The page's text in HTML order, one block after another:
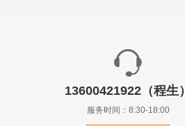
13600421922（程生）
服务时间：8:30-18:00